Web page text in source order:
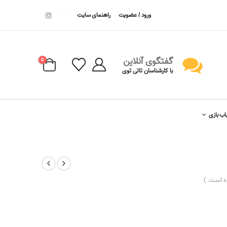
ورود / عضویت راهنمای سایت
گفتگوی آنلاین
با کارشناسان تاتی توی
0
بازی
است. )